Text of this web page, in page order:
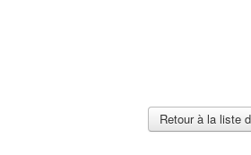
Retour à la liste